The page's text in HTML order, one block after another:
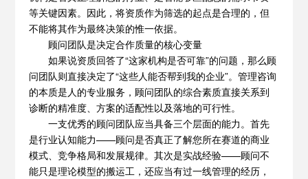
等关键因素。因此，将资质作为筛选的起点是合理的，但
不能将其作为最终决策的惟一依据。
顾问团队是决定合作质量的核心变量
如果说资质回答了“这家机构是否可靠”的问题，那么顾
问团队则直接决定了“这些人能否帮到我的企业”。管理咨询
的本质是人的专业服务，顾问团队的综合素质直接关系到
诊断的精准度、方案的适配性以及落地的可行性。
一支优秀的顾问团队应当具备三个层面的能力。首先
是行业认知能力——顾问是否真正了解您所在赛道的商业
模式、竞争格局和发展规律。其次是实战经验——顾问不
能只是理论模型的搬运工，还应当有过一线管理的经历，